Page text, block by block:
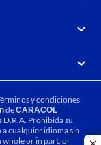
y condiciones
deCARACOL
D.R.A. Prohibida su
cualquier idioma sin
whole or in part, or